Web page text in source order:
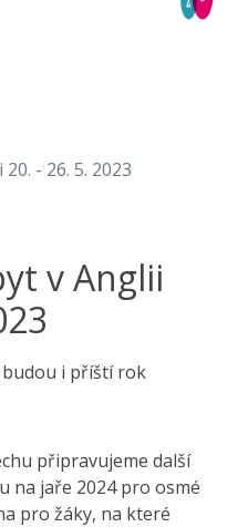
- 26. 5. 2023
v Anglii
budou i příští rok
připravujeme další
na jaře 2024 pro osmé
pro žáky, na které